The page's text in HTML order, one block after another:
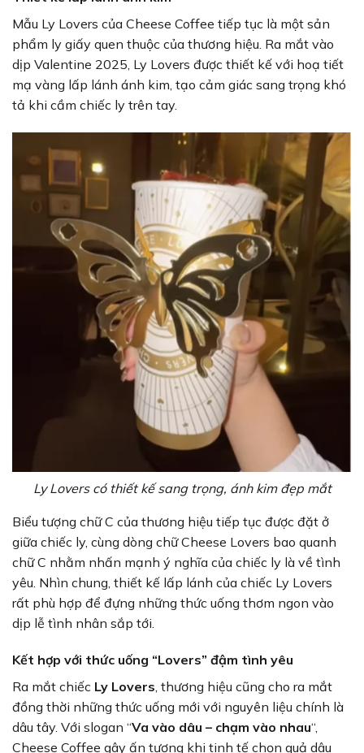
Mẫu Ly Lovers của Cheese Coffee tiếp tục là một sản
phẩm ly giấy quen thuộc của thương hiệu. Ra mắt vào
dịp Valentine 2025, Ly Lovers được thiết kế với hoạ tiết
mạ vàng lấp lánh ánh kim, tạo cảm giác sang trọng khó
tả khi cầm chiếc ly trên tay.
Ly Lovers có thiết kế sang trọng, ánh kim đẹp mắt
Biểu tượng chữ C của thương hiệu tiếp tục được đặt ở
giữa chiếc ly, cùng dòng chữ Cheese Lovers bao quanh
chữ C nhằm nhấn mạnh ý nghĩa của chiếc ly là về tình
yêu. Nhìn chung, thiết kế lấp lánh của chiếc Ly Lovers
rất phù hợp để đựng những thức uống thơm ngon vào
dịp lễ tình nhân sắp tới.
Kết hợp với thức uống “Lovers” đậm tình yêu
Ra mắt chiếc Ly Lovers, thương hiệu cũng cho ra mắt
đồng thời những thức uống mới với nguyên liệu chính là
dâu tây. Với slogan “Va vào dâu – chạm vào nhau“,
Cheese Coffee gây ấn tượng khi tinh tế chọn quả dâu